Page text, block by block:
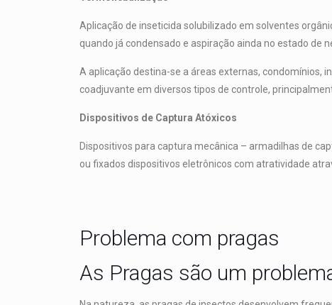
Aplicação de inseticida solubilizado em solventes
quando já condensado e aspiração ainda no estado de
A aplicação destina-se a áreas externas, condomínios,
coadjuvante em diversos tipos de controle,
Dispositivos de Captura Atóxicos
Dispositivos para captura mecânica – armadilhas de
ou fixados dispositivos eletrônicos com atratividade
Problema com pragas
As Pragas são um